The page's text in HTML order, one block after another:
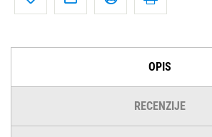
OPIS
RECENZIJE